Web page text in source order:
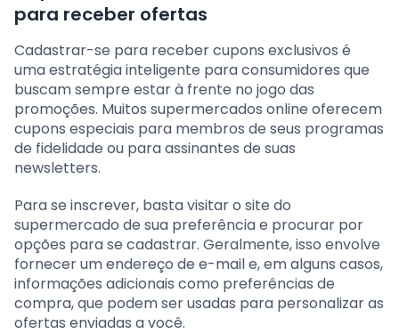
para receber ofertas
Cadastrar-se para receber cupons exclusivos é
uma estratégia inteligente para consumidores que
buscam sempre estar à frente no jogo das
promoções. Muitos supermercados online oferecem
cupons especiais para membros de seus programas
de fidelidade ou para assinantes de suas
newsletters.
Para se inscrever, basta visitar o site do
supermercado de sua preferência e procurar por
opções para se cadastrar. Geralmente, isso envolve
fornecer um endereço de e-mail e, em alguns casos,
informações adicionais como preferências de
compra, que podem ser usadas para personalizar as
ofertas enviadas a você.